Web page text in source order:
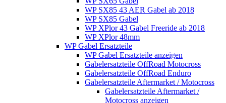
WP SX85 43 AER Gabel ab 2018
WP SX85 Gabel
WP XPlor 43 Gabel Freeride ab 2018
WP XPlor 48mm
WP Gabel Ersatzteile
WP Gabel Ersatzteile anzeigen
Gabelersatzteile OffRoad Motocross
Gabelersatzteile OffRoad Enduro
Gabelersatzteile Aftermarket / Motocross
Gabelersatzteile Aftermarket /
Motocross anzeigen